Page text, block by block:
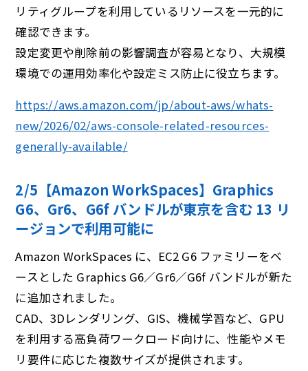
リティグループを利用しているリソースを一元的に
確認できます。
設定変更や削除前の影響調査が容易となり、大規模
環境での運用効率化や設定ミス防止に役立ちます。
https://aws.amazon.com/jp/about-aws/whats-
new/2026/02/aws-console-related-resources-
generally-available/
2/5【Amazon WorkSpaces】Graphics
G6、Gr6、G6f バンドルが東京を含む 13 リ
ージョンで利⽤可能に
Amazon WorkSpaces に、EC2 G6 ファミリーをベ
ースとした Graphics G6／Gr6／G6f バンドルが新た
に追加されました。
CAD、3Dレンダリング、GIS、機械学習など、GPU
を利用する高負荷ワークロード向けに、性能やメモ
リ要件に応じた複数サイズが提供されます。